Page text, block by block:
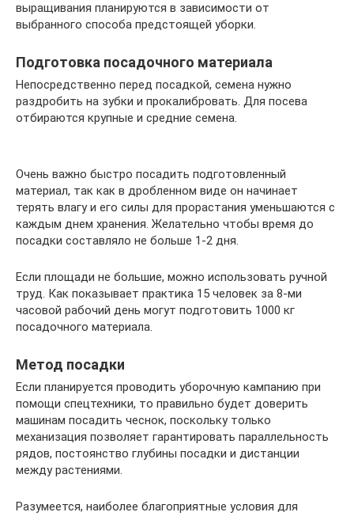
выращивания планируются в зависимости от
выбранного способа предстоящей уборки.
Подготовка посадочного материала
Непосредственно перед посадкой, семена нужно
раздробить на зубки и прокалибровать. Для посева
отбираются крупные и средние семена.
Очень важно быстро посадить подготовленный
материал, так как в дробленном виде он начинает
терять влагу и его силы для прорастания уменьшаются с
каждым днем хранения. Желательно чтобы время до
посадки составляло не больше 1-2 дня.
Если площади не большие, можно использовать ручной
труд. Как показывает практика 15 человек за 8-ми
часовой рабочий день могут подготовить 1000 кг
посадочного материала.
Метод посадки
Если планируется проводить уборочную кампанию при
помощи спецтехники, то правильно будет доверить
машинам посадить чеснок, поскольку только
механизация позволяет гарантировать параллельность
рядов, постоянство глубины посадки и дистанции
между растениями.
Разумеется, наиболее благоприятные условия для